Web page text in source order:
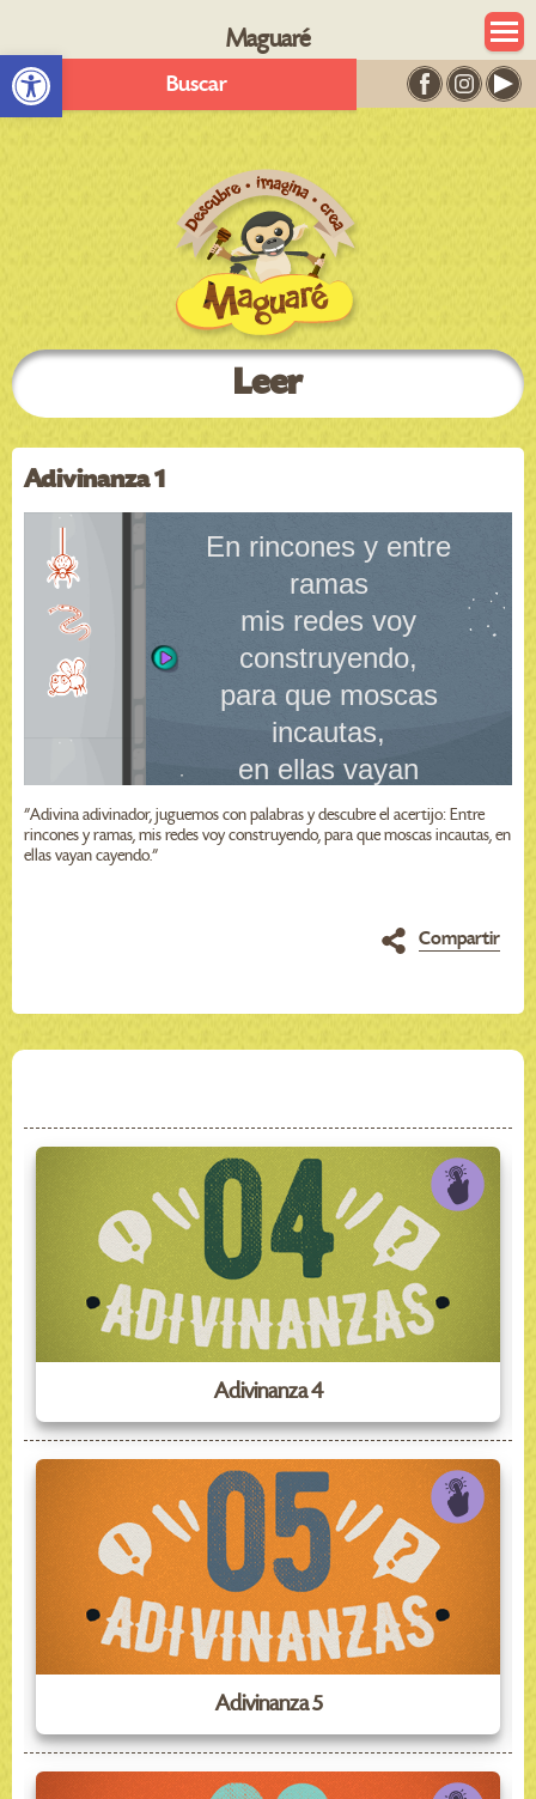
Abrir barra de herramientas
Maguaré
Buscar
Leer
Adivinanza 1
"Adivina adivinador, juguemos con palabras y descubre el acertijo: Entre
rincones y ramas, mis redes voy construyendo, para que moscas incautas, en
ellas vayan cayendo."
Compartir
Adivinanza 4
Adivinanza 5